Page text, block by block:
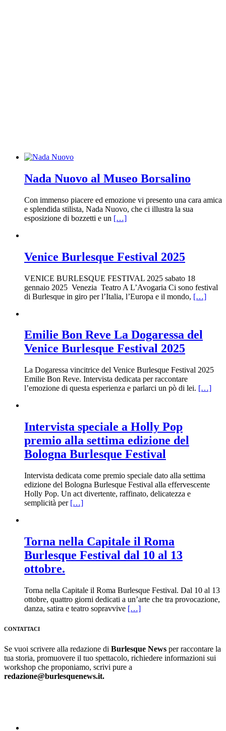
Nada Nuovo al Museo Borsalino
Con immenso piacere ed emozione vi presento una cara amica
e splendida stilista, Nada Nuovo, che ci illustra la sua
esposizione di bozzetti e un […]
Venice Burlesque Festival 2025
VENICE BURLESQUE FESTIVAL 2025 sabato 18
gennaio 2025 Venezia Teatro A L’Avogaria Ci sono festival
di Burlesque in giro per l’Italia, l’Europa e il mondo, […]
Emilie Bon Reve La Dogaressa del
Venice Burlesque Festival 2025
La Dogaressa vincitrice del Venice Burlesque Festival 2025
Emilie Bon Reve. Intervista dedicata per raccontare
l’emozione di questa esperienza e parlarci un pò di lei. […]
Intervista speciale a Holly Pop
premio alla settima edizione del
Bologna Burlesque Festival
Intervista dedicata come premio speciale dato alla settima
edizione del Bologna Burlesque Festival alla effervescente
Holly Pop. Un act divertente, raffinato, delicatezza e
semplicità per […]
Torna nella Capitale il Roma
Burlesque Festival dal 10 al 13
ottobre.
Torna nella Capitale il Roma Burlesque Festival. Dal 10 al 13
ottobre, quattro giorni dedicati a un’arte che tra provocazione,
danza, satira e teatro sopravvive […]
CONTATTACI
Se vuoi scrivere alla redazione di Burlesque News per raccontare la
tua storia, promuovere il tuo spettacolo, richiedere informazioni sui
workshop che proponiamo, scrivi pure a
redazione@burlesquenews.it.